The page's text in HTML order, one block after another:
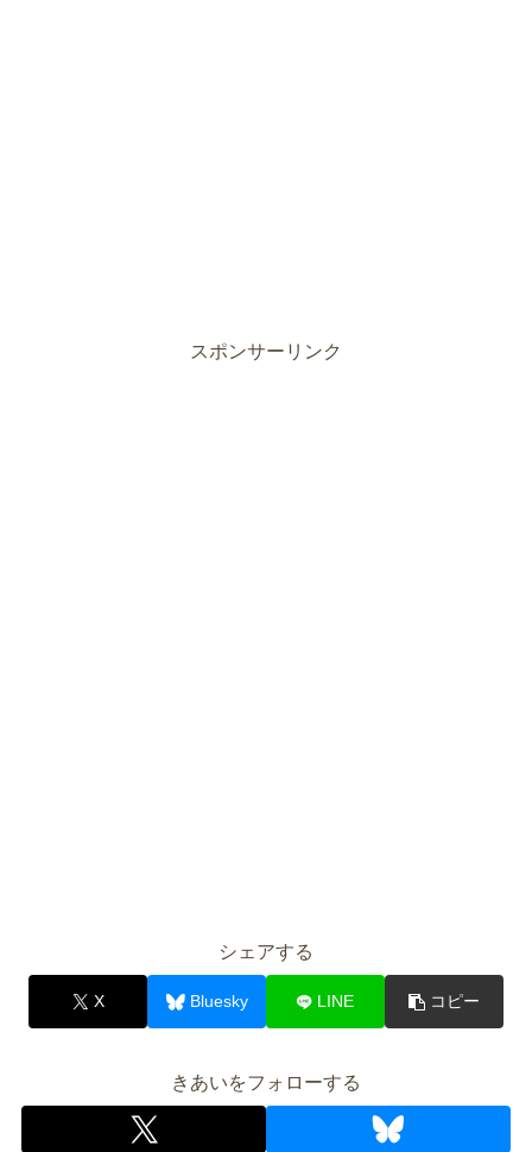
スポンサーリンク
シェアする
X Bluesky LINE コピー
きあいをフォローする